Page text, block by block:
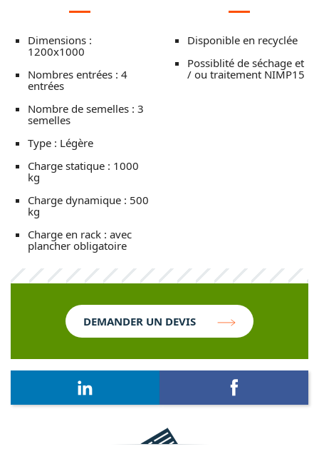
Dimensions :
1200x1000
Nombres entrées : 4
entrées
Nombre de semelles : 3
semelles
Type : Légère
Charge statique : 1000
kg
Charge dynamique : 500
kg
Charge en rack : avec
plancher obligatoire
Disponible en recyclée
Possiblité de séchage et
/ ou traitement NIMP15
DEMANDER UN DEVIS